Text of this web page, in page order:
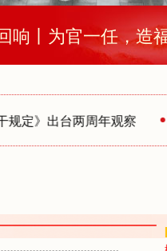
响丨为官一任，造
台两周年观察 不作